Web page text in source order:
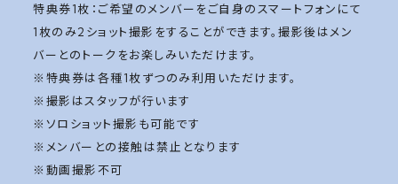
特典券1枚：ご希望のメンバーをご自身のスマートフォンにて
1枚のみ2ショット撮影をすることができます。撮影後はメン
バーとのトークをお楽しみいただけます。
※特典券は各種1枚ずつのみ利用いただけます。
※撮影はスタッフが行います
※ソロショット撮影も可能です
※メンバーとの接触は禁止となります
※動画撮影不可